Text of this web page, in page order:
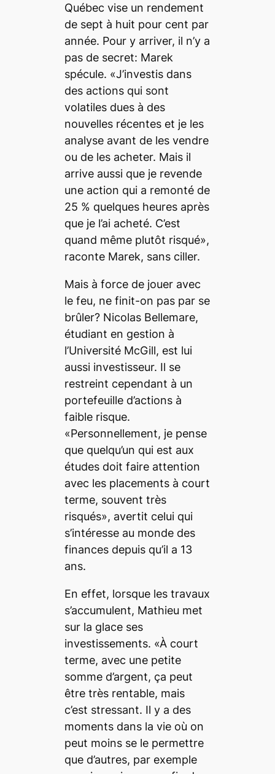
Québec vise un rendement
de sept à huit pour cent par
année. Pour y arriver, il n’y a
pas de secret: Marek
spécule. «J’investis dans
des actions qui sont
volatiles dues à des
nouvelles récentes et je les
analyse avant de les vendre
ou de les acheter. Mais il
arrive aussi que je revende
une action qui a remonté de
25 % quelques heures après
que je l’ai acheté. C’est
quand même plutôt risqué»,
raconte Marek, sans ciller.
Mais à force de jouer avec
le feu, ne finit-on pas par se
brûler? Nicolas Bellemare,
étudiant en gestion à
l’Université McGill, est lui
aussi investisseur. Il se
restreint cependant à un
portefeuille d’actions à
faible risque.
«Personnellement, je pense
que quelqu’un qui est aux
études doit faire attention
avec les placements à court
terme, souvent très
risqués», avertit celui qui
s’intéresse au monde des
finances depuis qu’il a 13
ans.
En effet, lorsque les travaux
s’accumulent, Mathieu met
sur la glace ses
investissements. «À court
terme, avec une petite
somme d’argent, ça peut
être très rentable, mais
c’est stressant. Il y a des
moments dans la vie où on
peut moins se le permettre
que d’autres, par exemple